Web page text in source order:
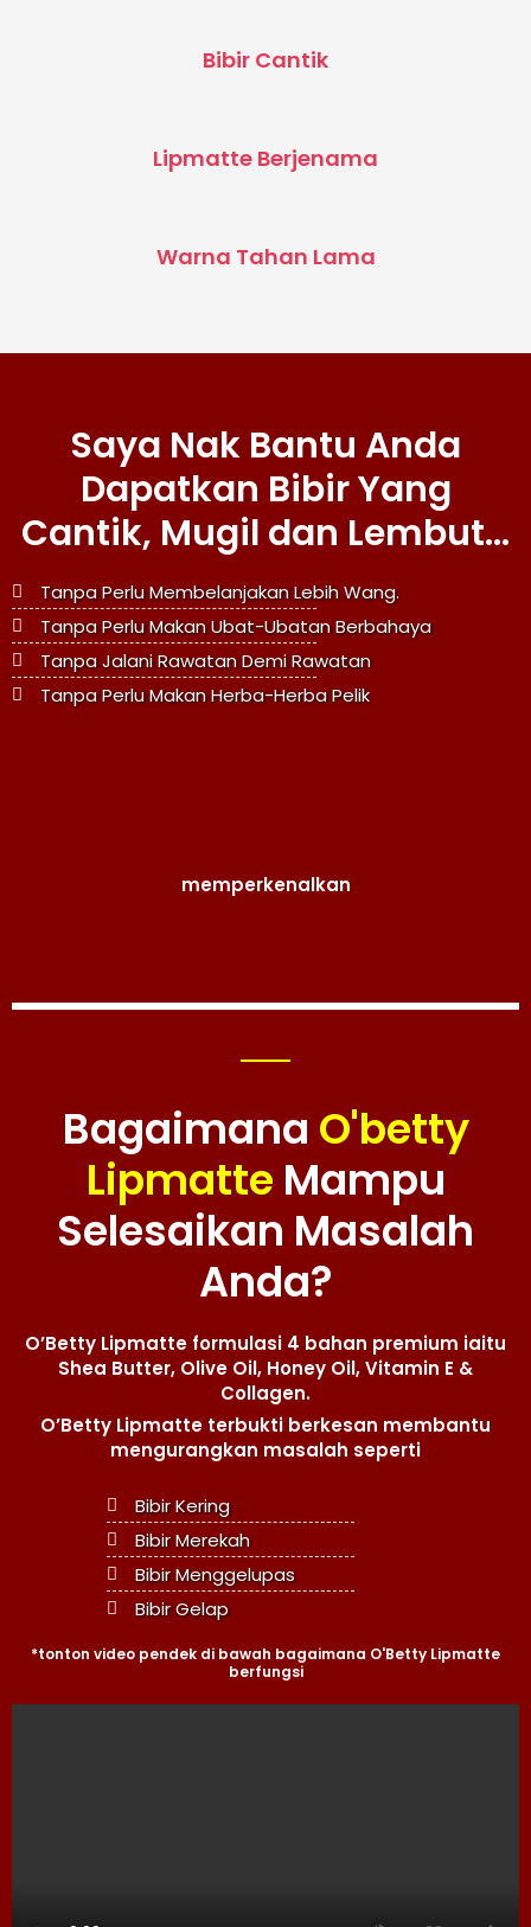
Bibir Cantik
Lipmatte Berjenama
Warna Tahan Lama
Saya Nak Bantu Anda
Dapatkan Bibir Yang
Cantik, Mugil dan Lembut...
Tanpa Perlu Membelanjakan Lebih Wang.
Tanpa Perlu Makan Ubat-Ubatan Berbahaya
Tanpa Jalani Rawatan Demi Rawatan
Tanpa Perlu Makan Herba-Herba Pelik
memperkenalkan
Bagaimana O'betty
Lipmatte Mampu
Selesaikan Masalah
Anda?
O’Betty Lipmatte formulasi 4 bahan premium iaitu
Shea Butter, Olive Oil, Honey Oil, Vitamin E &
Collagen.
O’Betty Lipmatte terbukti berkesan membantu
mengurangkan masalah seperti
Bibir Kering
Bibir Merekah
Bibir Menggelupas
Bibir Gelap
*tonton video pendek di bawah bagaimana O'Betty Lipmatte
berfungsi